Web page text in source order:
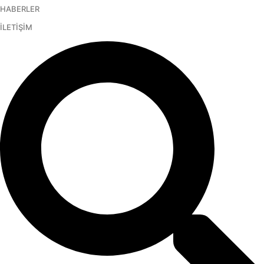
İçeriğe
atla
HABERLER
İLETİŞİM